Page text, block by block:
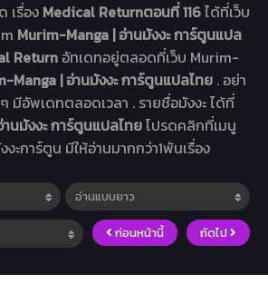
เรื่อง Medical Returnตอนที่ 116ได้ที่เว็บ
Murim-Manga | อ่านมังงะ การ์ตูนแปล
Return อัทเดทอยู่ตลอดที่เว็บ Murim-
Manga | อ่านมังงะ การ์ตูนแปลไทย . อย่า
มีอัพเดทตลอดเวลา . รายชื่อมังงะ ได้ที่
นมังงะ การ์ตูนแปลไทยโปรดคลิกที่เมนู
งะการ์ตูน มีให้อ่านมากกว่า1พันเรื่อง
ก่อนหน้านี้ ถัดไป